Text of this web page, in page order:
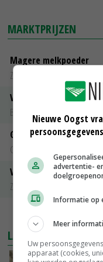
MARKTPRIJZEN
Magere melkpoeder
Zuivel NL
Vleeskuikens 2001-2600
Barneveld
Gerst
Groningen
Volle melkpoeder
Zuivel NL
LAATSTE NIEUWS
Nieuwe Oogst
advertentie-
Informatie op
Meer
Uw
apparaat (cookies,